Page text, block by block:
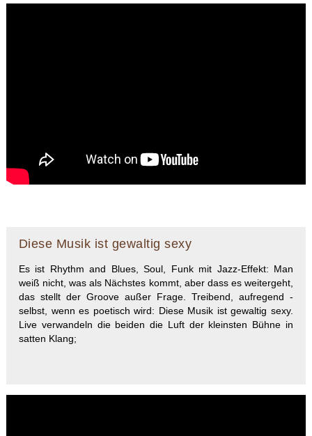
Diese Musik ist gewaltig sexy
Es ist Rhythm and Blues, Soul, Funk mit Jazz-Effekt: Man
weiß nicht, was als Nächstes kommt, aber dass es weitergeht,
das stellt der Groove außer Frage. Treibend, aufregend -
selbst, wenn es poetisch wird: Diese Musik ist gewaltig sexy.
Live verwandeln die beiden die Luft der kleinsten Bühne in
satten Klang;